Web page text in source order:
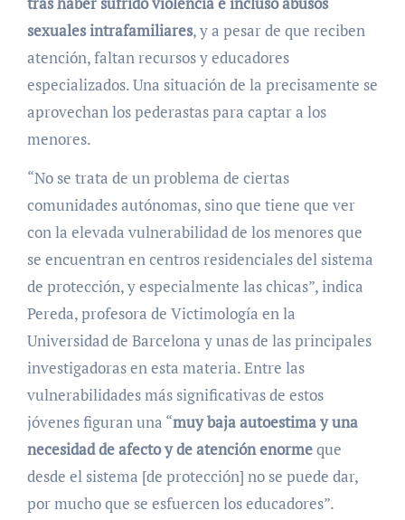
sexuales intrafamiliares, y a pesar de que reciben
atención, faltan recursos y educadores
especializados. Una situación de la precisamente se
aprovechan los pederastas para captar a los
menores.
“No se trata de un problema de ciertas
comunidades autónomas, sino que tiene que ver
con la elevada vulnerabilidad de los menores que
se encuentran en centros residenciales del sistema
de protección, y especialmente las chicas”, indica
Pereda, profesora de Victimología en la
Universidad de Barcelona y unas de las principales
investigadoras en esta materia. Entre las
vulnerabilidades más significativas de estos
jóvenes figuran una “muy baja autoestima y una
necesidad de afecto y de atención enormeque
desde el sistema [de protección] no se puede dar,
por mucho que se esfuercen los educadores”.